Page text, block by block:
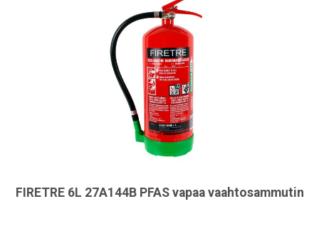
FIRETRE 6L 27A144B PFAS vapaa vaahtosammutin